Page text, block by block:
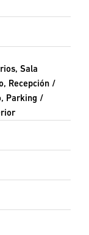
Sala
Recepción /
Parking /